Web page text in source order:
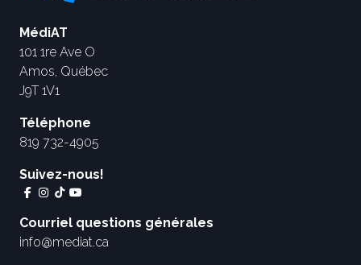
MédiAT
101 1re Ave O
Amos, Québec
J9T 1V1
Téléphone
819 732-4905
Suivez-nous!
Courriel questions générales
info@mediat.ca